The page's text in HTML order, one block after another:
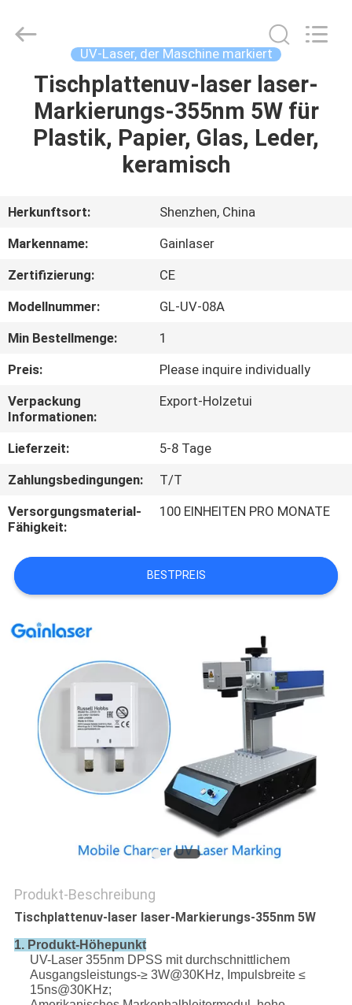
HAUS
PRODUKTE
UNS
AUSFLUG
QUALITÄTSKONTROLLE
TRETEN
SIE
MIT
UNS
VERBINDUNG
FORDERN
SIE
EIN
SITEMAP
PRIVACY
POLICY
Laser
Technology
UV-Laser, der Maschine markiert
Tischplattenuv-laser laser-
Markierungs-355nm 5W für
Plastik, Papier, Glas, Leder,
keramisch
Herkunftsort:
Shenzhen, China
Markenname:
Gainlaser
Zertifizierung:
CE
Modellnummer:
GL-UV-08A
Min Bestellmenge:
1
Preis:
Please inquire individually
Verpackung
Informationen:
Export-Holzetui
Lieferzeit:
5-8 Tage
Zahlungsbedingungen:
T/T
Versorgungsmaterial-
Fähigkeit:
100 EINHEITEN PRO MONATE
BESTPREIS
Produkt-Beschreibung
Tischplattenuv-laser laser-Markierungs-355nm 5W
1. Produkt-Höhepunkt
UV-Laser 355nm DPSS mit durchschnittlichem
Ausgangsleistungs-≥ 3W@30KHz, Impulsbreite ≤
15ns@30KHz;